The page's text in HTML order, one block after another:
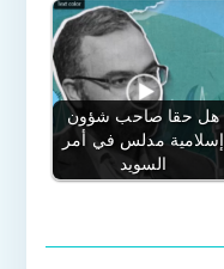
هل حقا صاحب شؤون
إسلامية مدلس في أمر
السويد